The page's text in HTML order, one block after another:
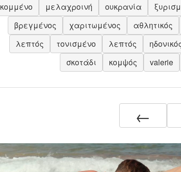
κομμένο μελαχροινή ουκρανία
βρεγμένος
χαριτωμένος αθλητικός
λεπτός
τονισμένο λεπτός
σκοτάδι
κομψός valerie
←